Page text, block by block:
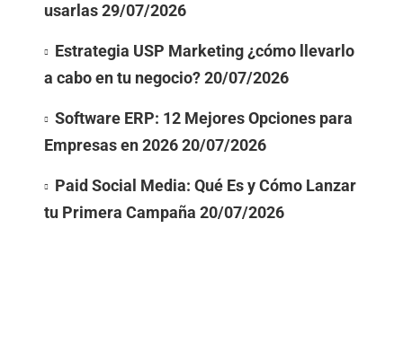
usarlas29/07/2026
Estrategia USP Marketing ¿cómo llevarlo
a cabo en tu negocio?20/07/2026
Software ERP: 12 Mejores Opciones para
Empresas en 202620/07/2026
Paid Social Media: Qué Es y Cómo Lanzar
tu Primera Campaña 20/07/2026